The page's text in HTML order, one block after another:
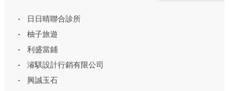
日日晴聯合診所
柚子旅遊
利盛當鋪
濬騏設計行銷有限公司
興誠玉石